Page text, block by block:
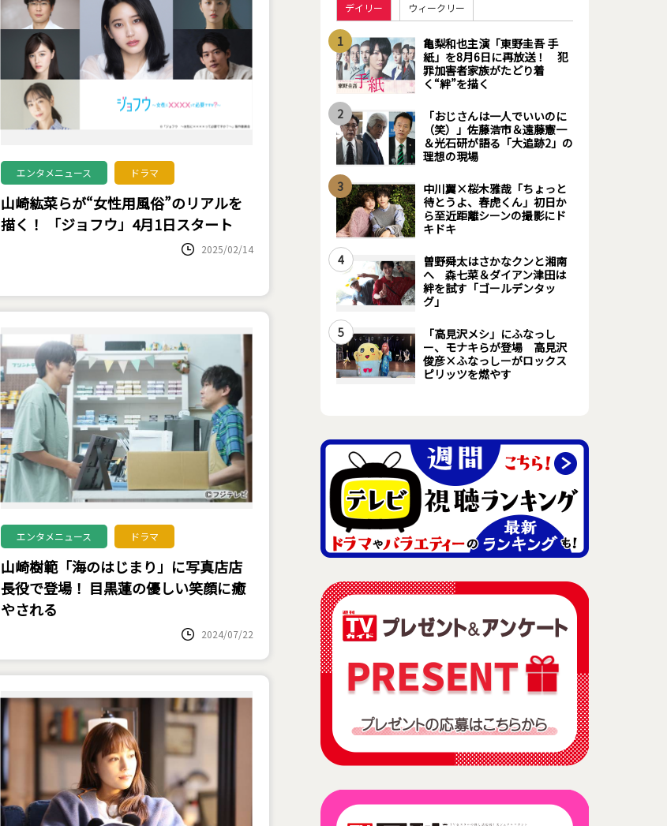
エンタメニュース ドラマ
山崎紘菜らが“女性用風俗”のリアルを
描く！ 「ジョフウ」4月1日スタート
2025/02/14
エンタメニュース ドラマ
山崎樹範「海のはじまり」に写真店店
長役で登場！ 目黒蓮の優しい笑顔に癒
やされる
2024/07/22
デイリー ウィークリー
1
亀梨和也主演「東野圭吾 手
紙」を8月6日に再放送！ 犯
罪加害者家族がたどり着
く“絆”を描く
2
「おじさんは一人でいいのに
（笑）」佐藤浩市＆遠藤憲一
＆光石研が語る「大追跡2」の
理想の現場
3
中川翼×桜木雅哉「ちょっと
待とうよ、春虎くん」初日か
ら至近距離シーンの撮影にド
キドキ
4
曽野舜太はさかなクンと湘南
へ 森七菜＆ダイアン津田は
絆を試す「ゴールデンタッ
グ」
5
「高見沢メシ」にふなっし
ー、モナキらが登場 高見沢
俊彦×ふなっしーがロックス
ピリッツを燃やす